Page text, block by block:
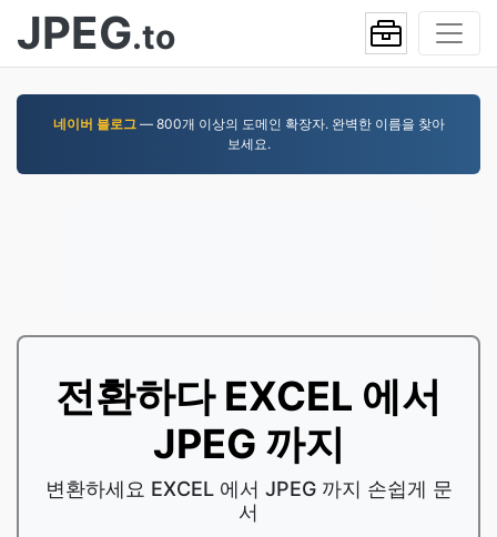
JPEG.to
네이버 블로그— 800개 이상의 도메인 확장자. 완벽한 이름을 찾아
보세요.
전환하다 EXCEL 에서
JPEG 까지
변환하세요 EXCEL 에서 JPEG 까지 손쉽게 문
서